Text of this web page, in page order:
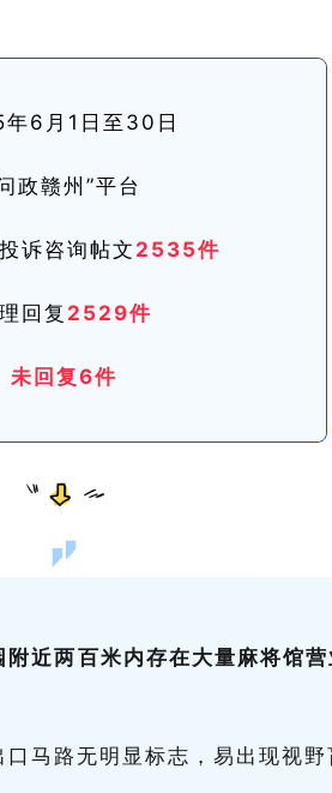
6月1日至30日
政赣州”平台
诉咨询帖文 2535件
回复 2529件
未回复6件
近两百米内存在大量麻将馆
马路无明显标志，易出现视